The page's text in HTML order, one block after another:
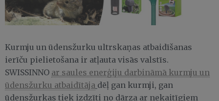
Kurmju un ūdensžurku ultrskaņas atbaidīšanas
ierīču pielietošana ir atļauta visās valstīs.
SWISSINNO ar saules enerģiju darbināmā kurmju un
ūdensžurku atbaidītāja dēļ gan kurmji, gan
ūdensžurkas tiek izdzīti no dārza ar nekaitīgiem